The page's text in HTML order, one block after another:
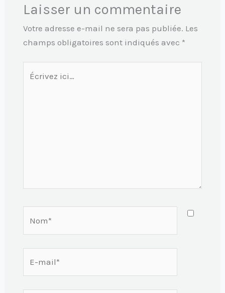
Laisser un commentaire
Votre adresse e-mail ne sera pas publiée. Les
champs obligatoires sont indiqués avec *